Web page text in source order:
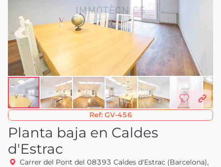
Ref: GV-456
Planta baja en Caldes
d'Estrac
Carrer del Pont del 08393 Caldes d'Estrac (Barcelona),